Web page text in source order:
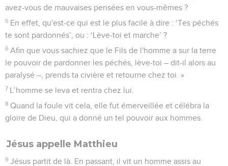
avez-vous de mauvaises pensées en vous-mêmes ?
5 En effet, qu'est-ce qui est le plus facile à dire : ‘Tes péchés
te sont pardonnés’, ou : ‘Lève-toi et marche’ ?
6 Afin que vous sachiez que le Fils de l'homme a sur la terre
le pouvoir de pardonner les péchés, lève-toi – dit-il alors au
paralysé –, prends ta civière et retourne chez toi. »
7 L’homme se leva et rentra chez lui.
8 Quand la foule vit cela, elle fut émerveillée et célébra la
gloire de Dieu, qui a donné un tel pouvoir aux hommes.
Jésus appelle Matthieu
9 Jésus partit de là. En passant, il vit un homme assis au